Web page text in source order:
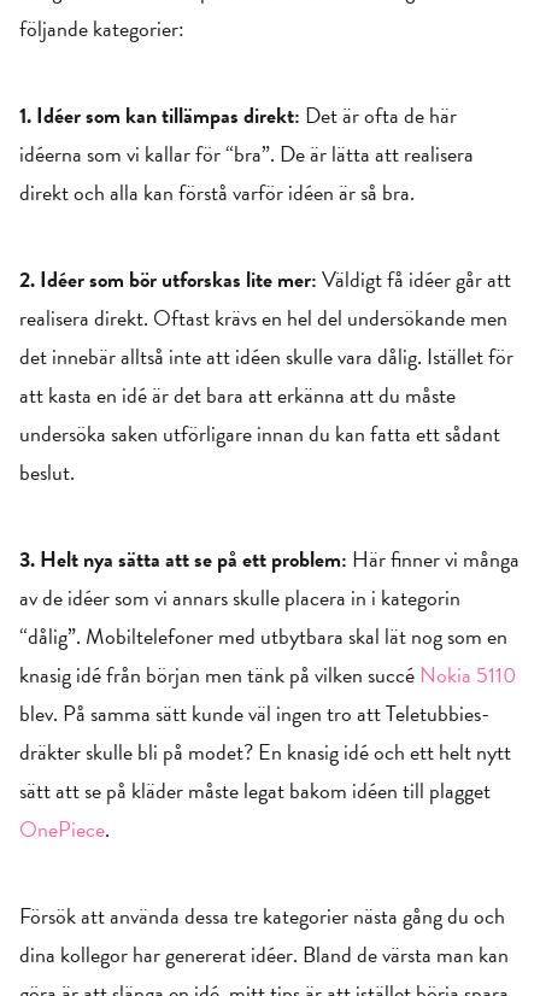
följande kategorier:
1. Idéer som kan tillämpas direkt: Det är ofta de här
idéerna som vi kallar för “bra”. De är lätta att realisera
direkt och alla kan förstå varför idéen är så bra.
2. Idéer som bör utforskas lite mer:Väldigt få idéer går att
realisera direkt. Oftast krävs en hel del undersökande men
det innebär alltså inte att idéen skulle vara dålig. Istället för
att kasta en idé är det bara att erkänna att du måste
undersöka saken utförligare innan du kan fatta ett sådant
beslut.
3. Helt nya sätta att se på ett problem: Här finner vi många
av de idéer som vi annars skulle placera in i kategorin
“dålig”. Mobiltelefoner med utbytbara skal lät nog som en
knasig idé från början men tänk på vilken succéNokia 5110
blev. På samma sätt kunde väl ingen tro att Teletubbies-
dräkter skulle bli på modet? En knasig idé och ett helt nytt
sätt att se på kläder måste legat bakom idéen till plagget
OnePiece.
Försök att använda dessa tre kategorier nästa gång du och
dina kollegor har genererat idéer. Bland de värsta man kan